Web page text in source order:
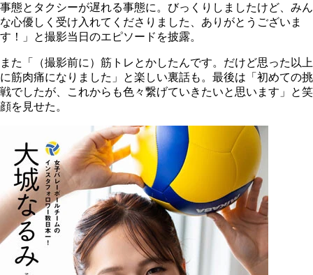
事態とタクシーが遅れる事態に。びっくりしましたけど、みん
な心優しく受け入れてくださりました、ありがとうございま
す！」と撮影当日のエピソードを披露。
また「（撮影前に）筋トレとかしたんです。だけど思った以上
に筋肉痛になりました」と楽しい裏話も。最後は「初めての挑
戦でしたが、これからも色々繋げていきたいと思います」と笑
顔を見せた。